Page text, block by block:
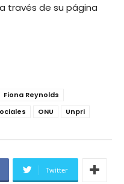
través de su página
Fiona Reynolds
ONU Unpri
Twitter